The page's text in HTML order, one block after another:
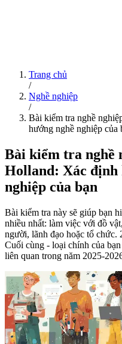
Trang chủ
/
Nghề nghiệp
/
Bài kiểm tra nghề
hướng nghề nghiệp của
Bài kiểm tra nghề
Holland: Xác định
nghiệp của bạn
Bài kiểm tra này sẽ giúp bạn
nhiều nhất: làm việc với đồ
người, lãnh đạo hoặc tổ chức.
Cuối cùng - loại chính của
liên quan trong năm 2025-